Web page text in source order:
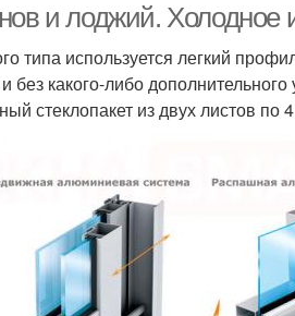
и лоджий. Холодное
типа используется легкий
какого-либо дополнительного
стеклопакет из двух листов по